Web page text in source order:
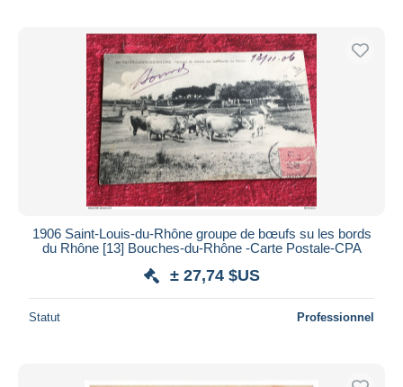
1906 Saint-Louis-du-Rhône groupe de bœufs su les bords
du Rhône [13] Bouches-du-Rhône -Carte Postale-CPA
± 27,74 $US
Statut Professionnel